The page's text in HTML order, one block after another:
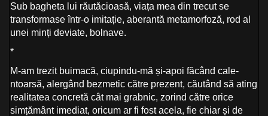
Sub bagheta lui răutăcioasă, viața mea din trecut se
transformase într-o imitație, aberantă metamorfoză, rod al
unei minți deviate, bolnave.
*
M-am trezit buimacă, ciupindu-mă și-apoi făcând cale-
ntoarsă, alergând bezmetic către prezent, căutând să ating
realitatea concretă cât mai grabnic, zorind către orice
simțământ imediat, oricum ar fi fost acela, fie chiar și de